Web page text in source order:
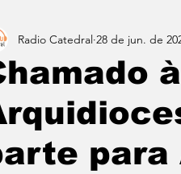
para
Radio Catedral 28 de jun. de